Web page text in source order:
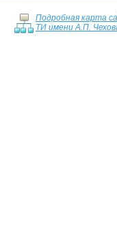
Подробная карта
ТИ имени А.П.